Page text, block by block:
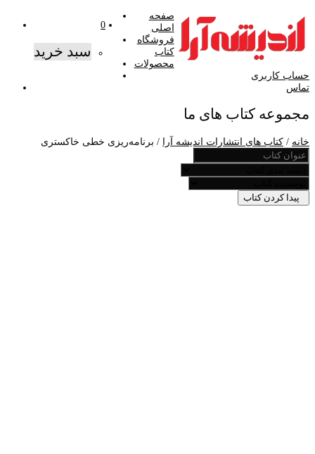
0
سبد خرید
صفحه
اصلی
فروشگاه
کتاب
محصولات
حساب کاربری
تماس
مجموعه کتاب های ما
خانه / کتاب های انتشارات اندیشه آرا / برنامه‌ریزی خطی خاکستری